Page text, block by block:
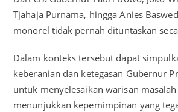
Tjahaja Purnama, hingga Anies
monorel tidak pernah dituntaskan
Dalam konteks tersebut dapat
keberanian dan ketegasan Gubernur
untuk menyelesaikan warisan
menunjukkan kepemimpinan yang